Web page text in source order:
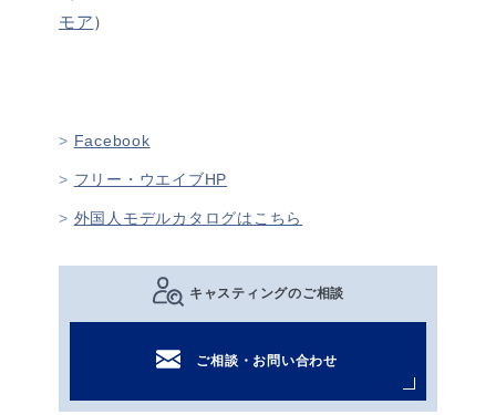
モア）
Facebook
フリー・ウエイブHP
外国人モデルカタログはこちら
キャスティングのご相談
ご相談・お問い合わせ